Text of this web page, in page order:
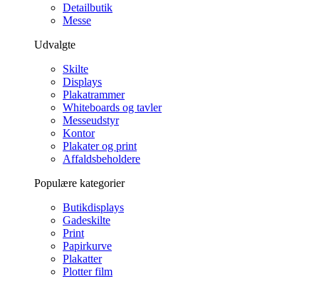
Detailbutik
Messe
Udvalgte
Skilte
Displays
Plakatrammer
Whiteboards og tavler
Messeudstyr
Kontor
Plakater og print
Affaldsbeholdere
Populære kategorier
Butikdisplays
Gadeskilte
Print
Papirkurve
Plakatter
Plotter film